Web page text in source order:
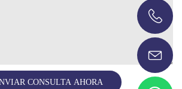
CONSULTA AHORA